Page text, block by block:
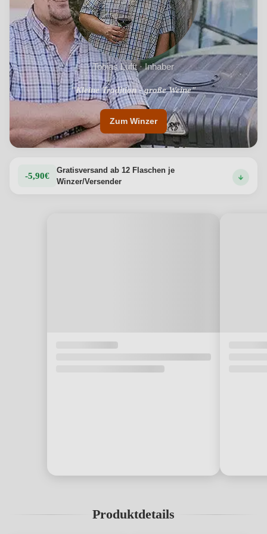
zu leichten Salaten, Geflügelgerichten oder einfach pur
genossen – dieser Wein ist die perfekte Wahl.
Produktdetails anzeigen →
Tobias Lufft · Inhaber
"Kleine Tradition - große Weine"
"Leidenschaft und Spaß"
Zum Winzer
-5,90€
Gratisversand ab 12 Flaschen je
Winzer/Versender
Produktdetails